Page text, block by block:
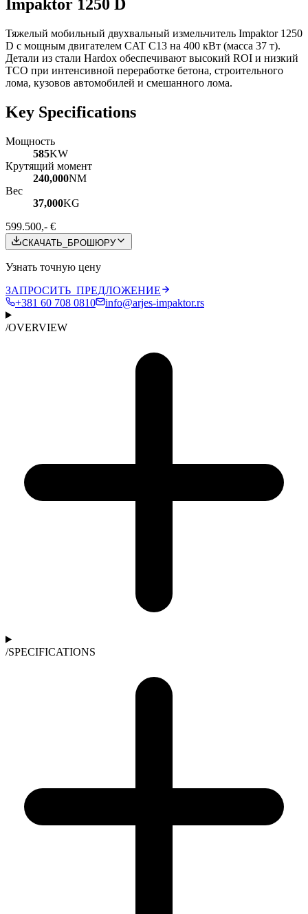
Impaktor 1250 D
Тяжелый мобильный двухвальный измельчитель Impaktor 1250
D с мощным двигателем CAT C13 на 400 кВт (масса 37 т).
Детали из стали Hardox обеспечивают высокий ROI и низкий
TCO при интенсивной переработке бетона, строительного
лома, кузовов автомобилей и смешанного лома.
Key Specifications
Мощность
585KW
Крутящий момент
240,000NM
Вес
37,000KG
599.500,- €
СКАЧАТЬ_БРОШЮРУ
Узнать точную цену
ЗАПРОСИТЬ_ПРЕДЛОЖЕНИЕ
+381 60 708 0810
info@arjes-impaktor.rs
/OVERVIEW
/SPECIFICATIONS